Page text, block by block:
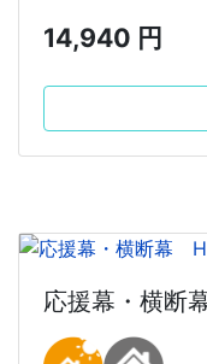
14,940 円
応援幕・横